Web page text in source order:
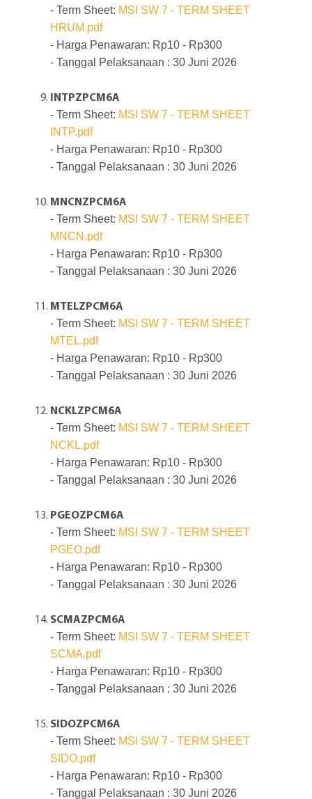
- Term Sheet: MSI SW 7 - TERM SHEET
HRUM.pdf
- Harga Penawaran: Rp10 - Rp300
- Tanggal Pelaksanaan : 30 Juni 2026
INTPZPCM6A
- Term Sheet: MSI SW 7 - TERM SHEET
INTP.pdf
- Harga Penawaran: Rp10 - Rp300
- Tanggal Pelaksanaan : 30 Juni 2026
MNCNZPCM6A
- Term Sheet: MSI SW 7 - TERM SHEET
MNCN.pdf
- Harga Penawaran: Rp10 - Rp300
- Tanggal Pelaksanaan : 30 Juni 2026
MTELZPCM6A
- Term Sheet: MSI SW 7 - TERM SHEET
MTEL.pdf
- Harga Penawaran: Rp10 - Rp300
- Tanggal Pelaksanaan : 30 Juni 2026
NCKLZPCM6A
- Term Sheet: MSI SW 7 - TERM SHEET
NCKL.pdf
- Harga Penawaran: Rp10 - Rp300
- Tanggal Pelaksanaan : 30 Juni 2026
PGEOZPCM6A
- Term Sheet: MSI SW 7 - TERM SHEET
PGEO.pdf
- Harga Penawaran: Rp10 - Rp300
- Tanggal Pelaksanaan : 30 Juni 2026
SCMAZPCM6A
- Term Sheet: MSI SW 7 - TERM SHEET
SCMA.pdf
- Harga Penawaran: Rp10 - Rp300
- Tanggal Pelaksanaan : 30 Juni 2026
SIDOZPCM6A
- Term Sheet: MSI SW 7 - TERM SHEET
SIDO.pdf
- Harga Penawaran: Rp10 - Rp300
- Tanggal Pelaksanaan : 30 Juni 2026